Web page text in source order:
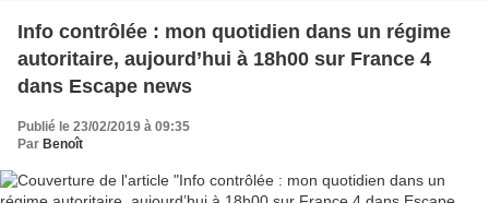
Info contrôlée : mon quotidien dans un régime
autoritaire, aujourd’hui à 18h00 sur France 4
dans Escape news
Publié le 23/02/2019 à 09:35
Par Benoît